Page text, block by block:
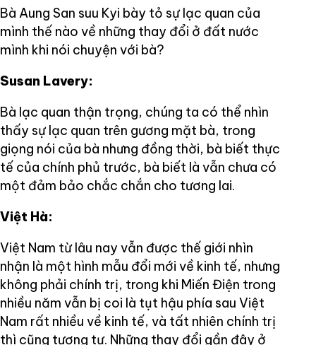
Bà Aung San suu Kyi bày tỏ sự lạc quan của
mình thế nào về những thay đổi ở đất nước
mình khi nói chuyện với bà?
Susan Lavery:
Bà lạc quan thận trọng, chúng ta có thể nhìn
thấy sự lạc quan trên gương mặt bà, trong
giọng nói của bà nhưng đồng thời, bà biết thực
tế của chính phủ trước, bà biết là vẫn chưa có
một đảm bảo chắc chắn cho tương lai.
Việt Hà:
Việt Nam từ lâu nay vẫn được thế giới nhìn
nhận là một hình mẫu đổi mới về kinh tế, nhưng
không phải chính trị, trong khi Miến Điện trong
nhiều năm vẫn bị coi là tụt hậu phía sau Việt
Nam rất nhiều về kinh tế, và tất nhiên chính trị
thì cũng tương tự. Những thay đổi gần đây ở